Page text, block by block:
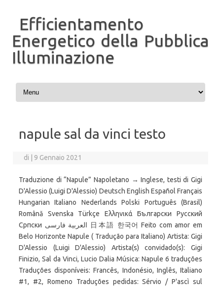
Efficientamento
Energetico della Pubblica
Illuminazione
Vai al contenuto
napule sal da vinci testo
di 9 Gennaio 2021
Traduzione di “Napule” Napoletano → Inglese, testi di Gigi
D'Alessio (Luigi D'Alessio) Deutsch English Español Français
Hungarian Italiano Nederlands Polski Português (Brasil)
Română Svenska Türkçe Ελληνικά Български Русский
Српски العربية فارسی 日本語 한국어 Feito com amor em
Belo Horizonte Napule ( Tradução para Italiano) Artista: Gigi
D'Alessio (Luigi D'Alessio) Artista(s) convidado(s): Gigi
Finizio, Sal da Vinci, Lucio Dalia Música: Napule 6 traduções
Traduções disponíveis: Francês, Indonésio, Inglês, Italiano
#1, #2, Romeno Traduções pedidas: Sérvio / P'ascì sul